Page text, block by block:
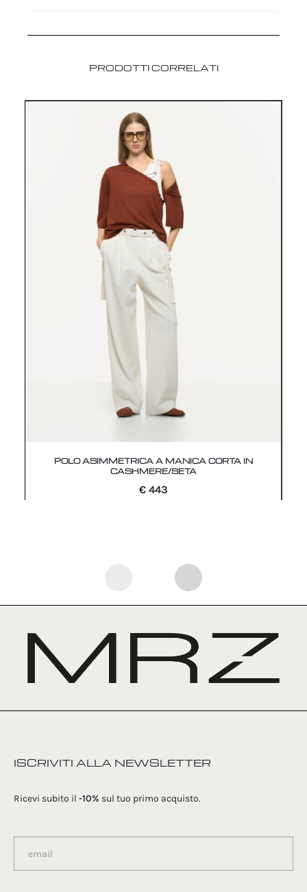
PRODOTTI CORRELATI
POLO ASIMMETRICA A MANICA CORTA IN
CASHMERE/SETA
€443
ISCRIVITI ALLA NEWSLETTER
Ricevi subito il -10% sul tuo primo acquisto.